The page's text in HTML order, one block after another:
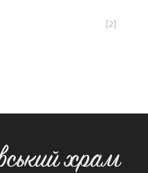
[2]
храм